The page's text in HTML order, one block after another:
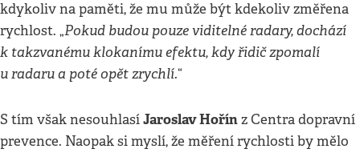
kdykoliv na paměti, že mu může být kdekoliv změřena
rychlost. „Pokud budou pouze viditelné radary, dochází
k takzvanému klokanímu efektu, kdy řidič zpomalí
u radaru a poté opět zrychlí.“
S tím však nesouhlasíJaroslav Hořínz Centra dopravní
prevence. Naopak si myslí, že měření rychlosti by mělo